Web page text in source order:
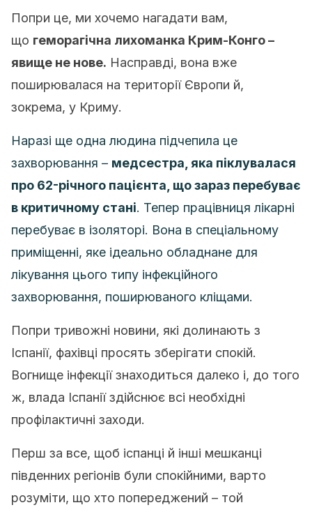
Попри це, ми хочемо нагадати вам,
що геморагічна лихоманка Крим-Конго –
явище не нове. Насправді, вона вже
поширювалася на території Європи й,
зокрема, у Криму.
Наразі ще одна людина підчепила це
захворювання – медсестра, яка піклувалася
про 62-річного пацієнта, що зараз перебуває
в критичному стані. Тепер працівниця лікарні
перебуває в ізоляторі. Вона в спеціальному
приміщенні, яке ідеально обладнане для
лікування цього типу інфекційного
захворювання, поширюваного кліщами.
Попри тривожні новини, які долинають з
Іспанії, фахівці просять зберігати спокій.
Вогнище інфекції знаходиться далеко і, до того
ж, влада Іспанії здійснює всі необхідні
профілактичні заходи.
Перш за все, щоб іспанці й інші мешканці
південних регіонів були спокійними, варто
розуміти, що хто попереджений – той